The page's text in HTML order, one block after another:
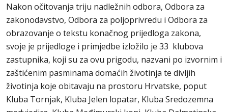
Nakon očitovanja triju nadležnih odbora, Odbora za
zakonodavstvo, Odbora za poljoprivredu i Odbora za
obrazovanje o tekstu konačnog prijedloga zakona,
svoje je prijedloge i primjedbe izložilo je 33 klubova
zastupnika, koji su za ovu prigodu, nazvani po izvornim i
zaštićenim pasminama domaćih životinja te divljih
životinja koje obitavaju na prostoru Hrvatske, poput
Kluba Tornjak, Kluba Jelen lopatar, Kluba Sredozemna